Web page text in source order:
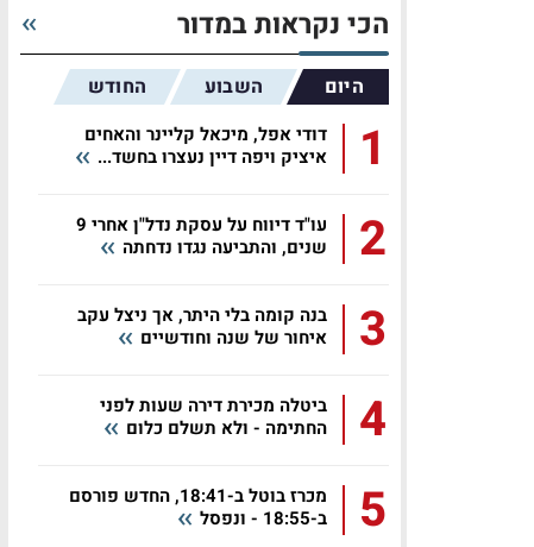
הכי נקראות במדור
היום השבוע החודש
1
דודי אפל, מיכאל קליינר והאחים
איציק ויפה דיין נעצרו בחשד...
2
עו"ד דיווח על עסקת נדל"ן אחרי 9
שנים, והתביעה נגדו נדחתה
3
בנה קומה בלי היתר, אך ניצל עקב
איחור של שנה וחודשיים
4
ביטלה מכירת דירה שעות לפני
החתימה - ולא תשלם כלום
5
מכרז בוטל ב-18:41, החדש פורסם
ב-18:55 - ונפסל